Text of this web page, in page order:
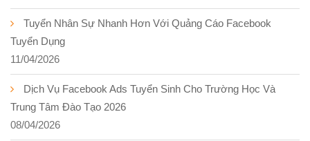
Tuyển Nhân Sự Nhanh Hơn Với Quảng Cáo Facebook
Tuyển Dụng
11/04/2026
Dịch Vụ Facebook Ads Tuyển Sinh Cho Trường Học Và
Trung Tâm Đào Tạo 2026
08/04/2026